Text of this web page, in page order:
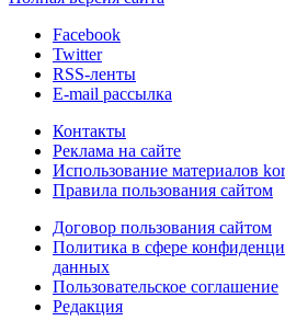
Facebook
Twitter
RSS-ленты
E-mail рассылка
Контакты
Реклама на сайте
Использование материалов
Правила пользования сайтом
Договор пользования сайтом
Политика в сфере
данных
Пользовательское соглашение
Редакция